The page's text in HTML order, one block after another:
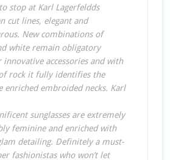
stop at Karl Lagerfeldds
cut lines, elegant and
New combinations of
white remain obligatory
innovative accessories and with
rock it fully identifies the
enriched embroided necks. Karl
sunglasses are extremely
feminine and enriched with
detailing. Definitely a must-
fashionistas who won’t let